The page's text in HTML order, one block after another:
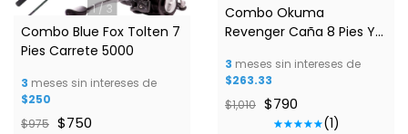
1/3
Combo Blue Fox Tolten 7
Pies Carrete 5000
3 meses sin intereses de
$250
$975 $750
1 /3
Combo Okuma
Revenger Caña 8 Pies Y
3 meses sin intereses de
$263.33
$1,010 $790
(1)